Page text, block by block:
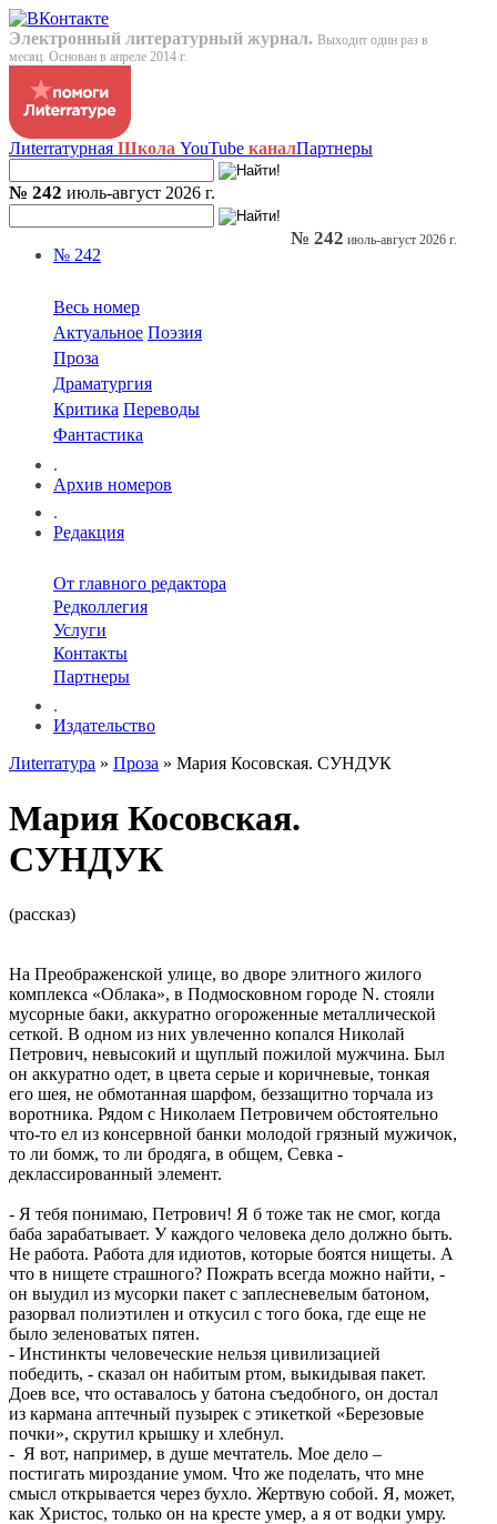
Электронный литературный журнал. Выходит один раз в
месяц. Основан в апреле 2014 г.
Лиterraтурная Школа YouTube каналПартнеры
№ 242 июль-август 2026 г.
№ 242
Весь номер
Актуальное Поэзия
Проза
Драматургия
Критика Переводы
Фантастика
.
Архив номеров
.
Редакция
От главного редактора
Редколлегия
Услуги
Контакты
Партнеры
.
Издательство
№ 242 июль-август 2026 г.
Лиterraтура » Проза » Мария Косовская. СУНДУК
Мария Косовская.
СУНДУК
(рассказ)
На Преображенской улице, во дворе элитного жилого
комплекса «Облака», в Подмосковном городе N. стояли
мусорные баки, аккуратно огороженные металлической
сеткой. В одном из них увлеченно копался Николай
Петрович, невысокий и щуплый пожилой мужчина. Был
он аккуратно одет, в цвета серые и коричневые, тонкая
его шея, не обмотанная шарфом, беззащитно торчала из
воротника. Рядом с Николаем Петровичем обстоятельно
что-то ел из консервной банки молодой грязный мужичок,
то ли бомж, то ли бродяга, в общем, Севка -
деклассированный элемент.
- Я тебя понимаю, Петрович! Я б тоже так не смог, когда
баба зарабатывает. У каждого человека дело должно быть.
Не работа. Работа для идиотов, которые боятся нищеты. А
что в нищете страшного? Пожрать всегда можно найти, -
он выудил из мусорки пакет с заплесневелым батоном,
разорвал полиэтилен и откусил с того бока, где еще не
было зеленоватых пятен.
- Инстинкты человеческие нельзя цивилизацией
победить, - сказал он набитым ртом, выкидывая пакет.
Доев все, что оставалось у батона съедобного, он достал
из кармана аптечный пузырек с этикеткой «Березовые
почки», скрутил крышку и хлебнул.
- Я вот, например, в душе мечтатель. Мое дело –
постигать мироздание умом. Что же поделать, что мне
смысл открывается через бухло. Жертвую собой. Я, может,
как Христос, только он на кресте умер, а я от водки умру.